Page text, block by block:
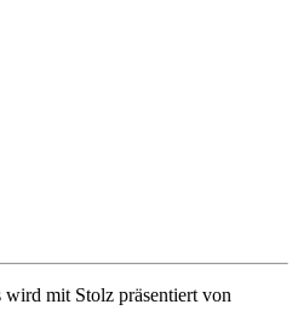
mit Stolz präsentiert von